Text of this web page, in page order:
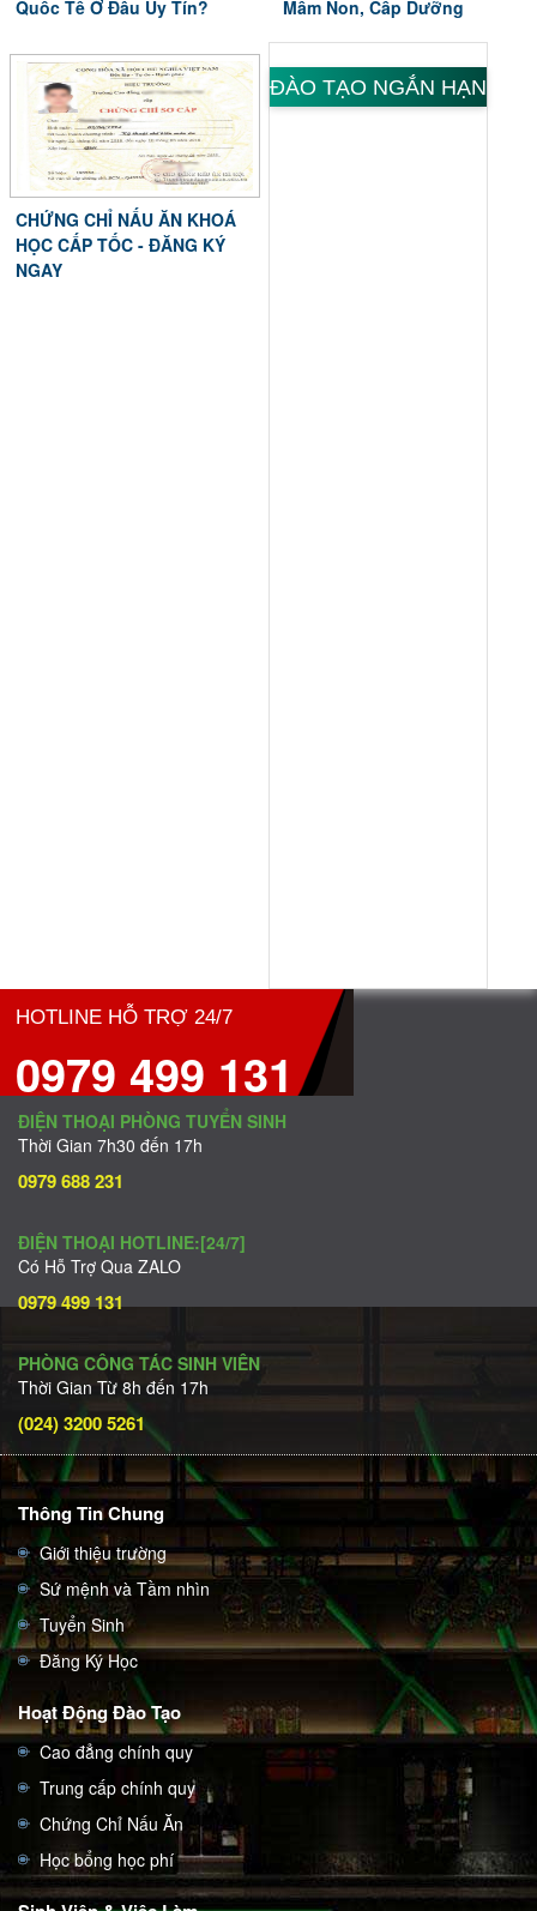
Quốc Tế Ở Đâu Uy Tín?
Mầm Non, Cấp Dưỡng
CHỨNG CHỈ NẤU ĂN KHOÁ
HỌC CẤP TỐC - ĐĂNG KÝ
NGAY
ĐÀO TẠO NGẮN HẠN
HOTLINE HỖ TRỢ 24/7
0979 499 131
ĐIỆN THOẠI PHÒNG TUYỂN SINH
Thời Gian 7h30 đến 17h
0979 688 231
ĐIỆN THOẠI HOTLINE:[24/7]
Có Hỗ Trợ Qua ZALO
0979 499 131
PHÒNG CÔNG TÁC SINH VIÊN
Thời Gian Từ 8h đến 17h
(024) 3200 5261
Thông Tin Chung
Giới thiệu trường
Sứ mệnh và Tầm nhìn
Tuyển Sinh
Đăng Ký Học
Hoạt Động Đào Tạo
Cao đẳng chính quy
Trung cấp chính quy
Chứng Chỉ Nấu Ăn
Học bổng học phí